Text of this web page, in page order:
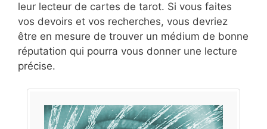
leur lecteur de cartes de tarot. Si vous faites
vos devoirs et vos recherches, vous devriez
être en mesure de trouver un médium de bonne
réputation qui pourra vous donner une lecture
précise.